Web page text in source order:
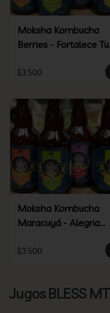
Moksha Kombucha
Berries - Fortalece Tu
$3.500
Moksha Kombucha
Maracuyá - Alegria
$3.500
Jugos BLESS MT